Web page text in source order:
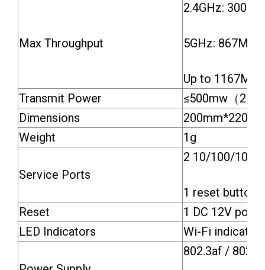
Max Throughput
2.4GHz:
5GHz:
Up to
Transmit Power
≤500mw（
Dimensions
Weight
1g
Service Ports
2 10/100/
1 reset button
Reset
1 DC 12V
LED Indicators
Wi-Fi
802.3af /